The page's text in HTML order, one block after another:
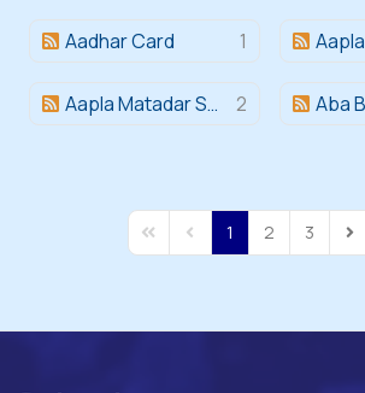
Aadhar Card 1
Aapla Matadar Sangh Aapla Abhiman 2 Aba
First PagePrevious Page
1 2 3